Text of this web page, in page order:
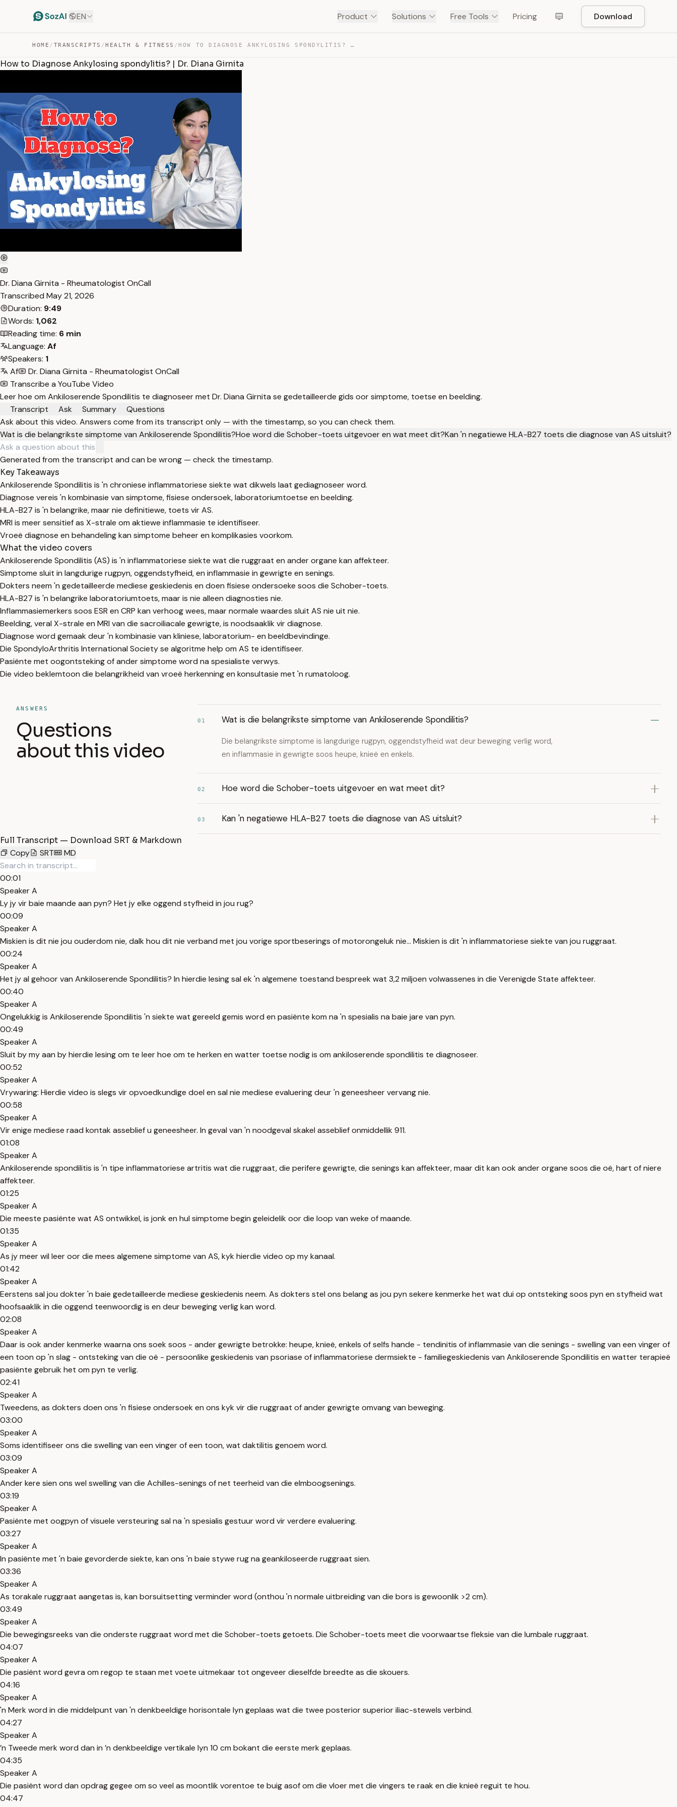
EN Product Solutions Free Tools Pricing Download
HOME / TRANSCRIPTS /HEALTH & FITNESS / HOW TO DIAGNOSE ANKYLOSING SPONDYLITIS? | DR. DIANA GIR… — TRANSCRIPT
How to Diagnose Ankylosing spondylitis? | Dr. Diana Girnita
Dr. Diana Girnita - Rheumatologist OnCall
Transcribed May 21, 2026
Duration: 9:49
Words: 1,062
Reading time: 6 min
Language: Af
Speakers: 1
Af
Dr. Diana Girnita - Rheumatologist OnCall
Transcribe a YouTube Video
Leer hoe om Ankiloserende Spondilitis te diagnoseer met Dr. Diana Girnita se gedetailleerde gids oor simptome, toetse en beelding.
Transcript
Ask Summary
Questions
Ask about this video. Answers come from its transcript only — with the timestamp, so you can check them.
Wat is die belangrikste simptome van Ankiloserende Spondilitis?Hoe word die Schober-toets uitgevoer en wat meet dit?Kan 'n negatiewe HLA-B27 toets die diagnose van AS uitsluit?
Generated from the transcript and can be wrong — check the timestamp.
Key Takeaways
Ankiloserende Spondilitis is 'n chroniese inflammatoriese siekte wat dikwels laat gediagnoseer word.
Diagnose vereis 'n kombinasie van simptome, fisiese ondersoek, laboratoriumtoetse en beelding.
HLA-B27 is 'n belangrike, maar nie definitiewe, toets vir AS.
MRI is meer sensitief as X-strale om aktiewe inflammasie te identifiseer.
Vroeë diagnose en behandeling kan simptome beheer en komplikasies voorkom.
What the video covers
Ankiloserende Spondilitis (AS) is 'n inflammatoriese siekte wat die ruggraat en ander organe kan affekteer.
Simptome sluit in langdurige rugpyn, oggendstyfheid, en inflammasie in gewrigte en senings.
Dokters neem 'n gedetailleerde mediese geskiedenis en doen fisiese ondersoeke soos die Schober-toets.
HLA-B27 is 'n belangrike laboratoriumtoets, maar is nie alleen diagnosties nie.
Inflammasiemerkers soos ESR en CRP kan verhoog wees, maar normale waardes sluit AS nie uit nie.
Beelding, veral X-strale en MRI van die sacroiliacale gewrigte, is noodsaaklik vir diagnose.
Diagnose word gemaak deur 'n kombinasie van kliniese, laboratorium- en beeldbevindinge.
Die SpondyloArthritis International Society se algoritme help om AS te identifiseer.
Pasiënte met oogontsteking of ander simptome word na spesialiste verwys.
Die video beklemtoon die belangrikheid van vroeë herkenning en konsultasie met 'n rumatoloog.
ANSWERS
Questions
about this video
01 Wat is die belangrikste simptome van Ankiloserende Spondilitis?
Die belangrikste simptome is langdurige rugpyn, oggendstyfheid wat deur beweging verlig word,
en inflammasie in gewrigte soos heupe, knieë en enkels.
02 Hoe word die Schober-toets uitgevoer en wat meet dit?
03 Kan 'n negatiewe HLA-B27 toets die diagnose van AS uitsluit?
Full Transcript — Download SRT & Markdown
Copy
SRT MD
00:01
Speaker A
Ly jy vir baie maande aan pyn? Het jy elke oggend styfheid in jou rug?
00:09
Speaker A
Miskien is dit nie jou ouderdom nie, dalk hou dit nie verband met jou vorige sportbeserings of motorongeluk nie... Miskien is dit 'n inflammatoriese siekte van jou ruggraat.
00:24
Speaker A
Het jy al gehoor van Ankiloserende Spondilitis? In hierdie lesing sal ek 'n algemene toestand bespreek wat 3,2 miljoen volwassenes in die Verenigde State affekteer.
00:40
Speaker A
Ongelukkig is Ankiloserende Spondilitis 'n siekte wat gereeld gemis word en pasiënte kom na 'n spesialis na baie jare van pyn.
00:49
Speaker A
Sluit by my aan by hierdie lesing om te leer hoe om te herken en watter toetse nodig is om ankiloserende spondilitis te diagnoseer.
00:52
Speaker A
Vrywaring: Hierdie video is slegs vir opvoedkundige doel en sal nie mediese evaluering deur 'n geneesheer vervang nie.
00:58
Speaker A
Vir enige mediese raad kontak asseblief u geneesheer. In geval van 'n noodgeval skakel asseblief onmiddellik 911.
01:08
Speaker A
Ankiloserende spondilitis is 'n tipe inflammatoriese artritis wat die ruggraat, die perifere gewrigte, die senings kan affekteer, maar dit kan ook ander organe soos die oë, hart of niere
affekteer.
01:25
Speaker A
Die meeste pasiënte wat AS ontwikkel, is jonk en hul simptome begin geleidelik oor die loop van weke of maande.
01:35
Speaker A
As jy meer wil leer oor die mees algemene simptome van AS, kyk hierdie video op my kanaal.
01:42
Speaker A
Eerstens sal jou dokter 'n baie gedetailleerde mediese geskiedenis neem. As dokters stel ons belang as jou pyn sekere kenmerke het wat dui op ontsteking soos pyn en styfheid wat
hoofsaaklik in die oggend teenwoordig is en deur beweging verlig kan word.
02:08
Speaker A
Daar is ook ander kenmerke waarna ons soek soos - ander gewrigte betrokke: heupe, knieë, enkels of selfs hande - tendinitis of inflammasie van die senings - swelling van een vinger of
een toon op 'n slag - ontsteking van die oë - persoonlike geskiedenis van psoriase of inflammatoriese dermsiekte - familiegeskiedenis van Ankiloserende Spondilitis en watter terapieë
pasiënte gebruik het om pyn te verlig.
02:41
Speaker A
Tweedens, as dokters doen ons 'n fisiese ondersoek en ons kyk vir die ruggraat of ander gewrigte omvang van beweging.
03:00
Speaker A
Soms identifiseer ons die swelling van een vinger of een toon, wat daktilitis genoem word.
03:09
Speaker A
Ander kere sien ons wel swelling van die Achilles-senings of net teerheid van die elmboogsenings.
03:19
Speaker A
Pasiënte met oogpyn of visuele versteuring sal na 'n spesialis gestuur word vir verdere evaluering.
03:27
Speaker A
In pasiënte met 'n baie gevorderde siekte, kan ons 'n baie stywe rug na geankiloseerde ruggraat sien.
03:36
Speaker A
As torakale ruggraat aangetas is, kan borsuitsetting verminder word (onthou 'n normale uitbreiding van die bors is gewoonlik >2 cm).
03:49
Speaker A
Die bewegingsreeks van die onderste ruggraat word met die Schober-toets getoets. Die Schober-toets meet die voorwaartse fleksie van die lumbale ruggraat.
04:07
Speaker A
Die pasiënt word gevra om regop te staan ​​met voete uitmekaar tot ongeveer dieselfde breedte as die skouers.
04:16
Speaker A
'n Merk word in die middelpunt van 'n denkbeeldige horisontale lyn geplaas wat die twee posterior superior iliac-stewels verbind.
04:27
Speaker A
’n Tweede merk word dan in ’n denkbeeldige vertikale lyn 10 cm bokant die eerste merk geplaas.
04:35
Speaker A
Die pasiënt word dan opdrag gegee om so veel as moontlik vorentoe te buig asof om die vloer met die vingers te raak en die knieë reguit te hou.
04:47